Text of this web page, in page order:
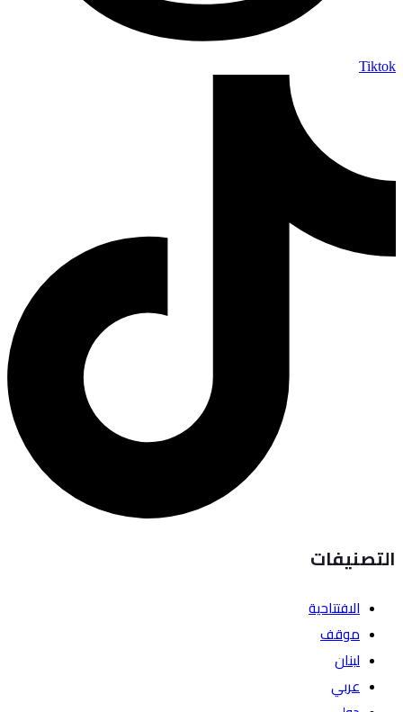
Tiktok
التصنيفات
الافتتاحية
موقف
لبنان
عربي